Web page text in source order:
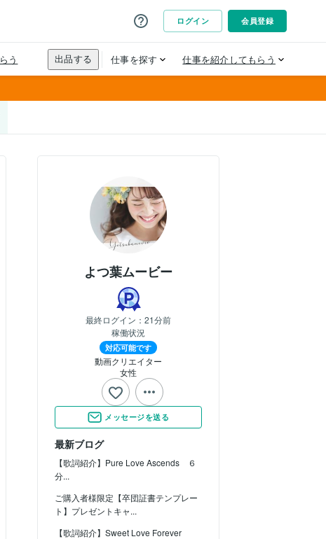
よつ葉ムービー
最終ログイン： 21分前
稼働状況
対応可能です
動画クリエイター
女性
メッセージを送る
最新ブログ
【歌詞紹介】Pure Love Ascends ６
分...
ご購入者様限定【卒団証書テンプレー
ト】プレゼントキャ...
【歌詞紹介】Sweet Love Forever